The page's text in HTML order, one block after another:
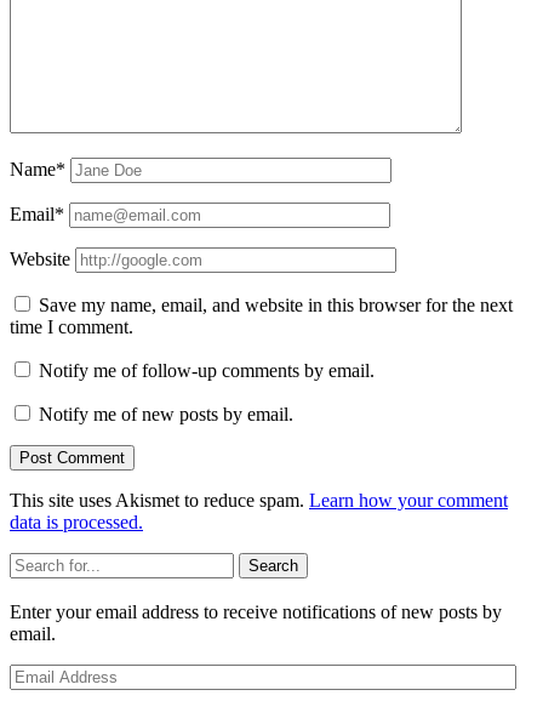
Name*
Email*
Website
Save my name, email, and website in this browser for the next
time I comment.
Notify me of follow-up comments by email.
Notify me of new posts by email.
This site uses Akismet to reduce spam. Learn how your comment
data is processed.
Sidebar
Search
Enter your email address to receive notifications of new posts by
email.
Email
Address